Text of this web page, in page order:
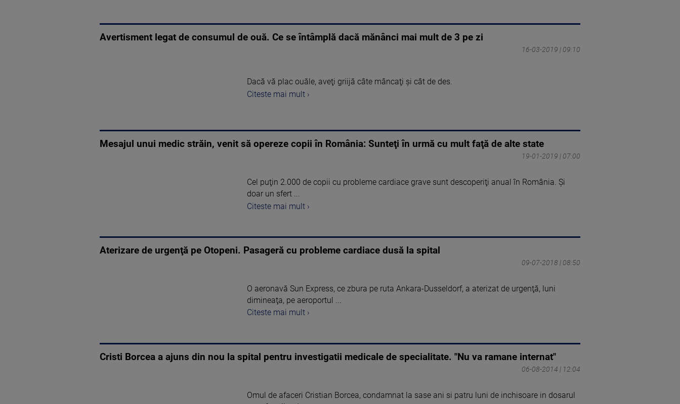
Avertisment legat de consumul de ouă. Ce se întâmplă dacă mănânci mai mult de 3 pe zi
16-03-2019 | 09:10
Dacă vă plac ouăle, aveţi griijă câte mâncaţi şi cât de des.
Citeste mai mult ›
Mesajul unui medic străin, venit să opereze copii în România: Sunteţi în urmă cu mult faţă de alte state
19-01-2019 | 07:00
Cel puţin 2.000 de copii cu probleme cardiace grave sunt descoperiţi anual în România. Şi
doar un sfert ...
Citeste mai mult ›
Aterizare de urgenţă pe Otopeni. Pasageră cu probleme cardiace dusă la spital
09-07-2018 | 08:50
O aeronavă Sun Express, ce zbura pe ruta Ankara-Dusseldorf, a aterizat de urgenţă, luni
dimineaţa, pe aeroportul ...
Citeste mai mult ›
Cristi Borcea a ajuns din nou la spital pentru investigatii medicale de specialitate. "Nu va ramane internat"
06-08-2014 | 12:04
Omul de afaceri Cristian Borcea, condamnat la sase ani si patru luni de inchisoare in dosarul